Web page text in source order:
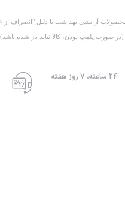
آرایشی بهداشت با دلیل "انصراف از
صورت پلمپ بودن، کالا نباید باز شده باشد).
24 ساعته، 7 روز هفته